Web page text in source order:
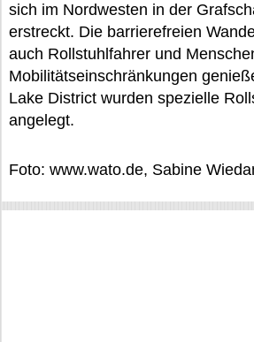
sich im Nordwesten in der
erstreckt. Die barrierefreien
auch Rollstuhlfahrer und
Mobilitätseinschränkungen
Lake District wurden spezielle
angelegt.
Foto: www.wato.de, Sabine